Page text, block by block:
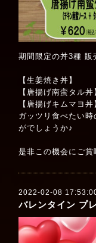
期間限定の丼3種 販
【生姜焼き丼】
【唐揚げ南蛮タル丼
【唐揚げキムマヨ丼
ガッツリ食べたい
がでしょうか♪
是非この機会にご
2022-02-08
バレンタイン プ